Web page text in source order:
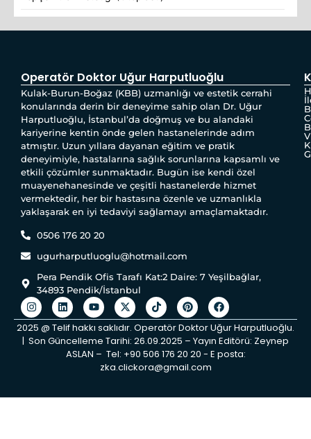
Operatör Doktor Uğur Harputluoğlu
Kulak-Burun-Boğaz (KBB) uzmanlığı ve estetik cerrahi
konularında derin bir deneyime sahip olan Dr. Uğur
Harputluoğlu, İstanbul’da doğmuş ve bu alandaki
kariyerine kentin önde gelen hastanelerinde adım
atmıştır. Uzun yıllara dayanan eğitim ve pratik
deneyimiyle, hastalarına sağlık sorunlarına kapsamlı ve
etkili çözümler sunmaktadır. Bugün ise kendi özel
muayenehanesinde ve çeşitli hastanelerde hizmet
vermektedir, her bir hastasına özenle ve uzmanlıkla
yaklaşarak en iyi tedaviyi sağlamayı amaçlamaktadır.
0506 176 20 20
ugurharputluoglu@hotmail.com
Pera Pendik Ofis Tarafı Kat:2 Daire: 7 Yeşilbağlar,
34893 Pendik/İstanbul
2025 @ Telif hakkı saklıdır. Operatör Doktor Uğur Harputluoğlu.
| Son Güncelleme Tarihi: 26.09.2025 – Yayın Editörü: Zeynep
ASLAN – Tel: +90 506 176 20 20 ‬- E posta:
zka.clickora@gmail.com